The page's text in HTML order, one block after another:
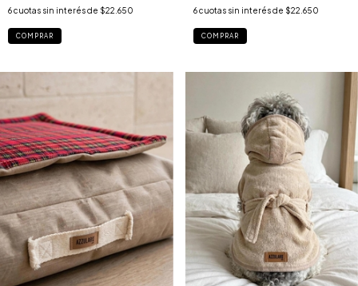
6cuotas sin interés de $22.650
COMPRAR
6 cuotas sin interés de $22.650
COMPRAR